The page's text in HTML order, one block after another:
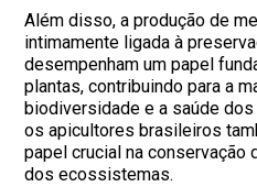
Além disso, a produção de
intimamente ligada à
desempenham um papel
plantas, contribuindo para a
biodiversidade e a saúde
os apicultores brasileiros
papel crucial na conservação
dos ecossistemas.